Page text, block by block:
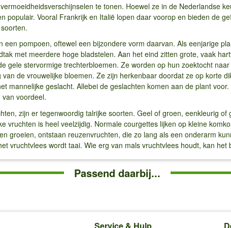
te tonen. Hoewel ze in de Nederlandse
populair. Vooral Frankrijk en Italië lopen daar voorop en bieden de
een pompoen, oftewel een bijzondere vorm daarvan. Als eenjarige
met meerdere hoge bladstelen. Aan het eind zitten grote, vaak
gele stervormige trechterbloemen. Ze worden op hun zoektocht
de vrouwelijke bloemen. Ze zijn herkenbaar doordat ze op korte
mannelijke geslacht. Allebei de geslachten komen aan de plant
voordeel.
zijn er tegenwoordig talrijke soorten. Geel of groen, eenkleurig
vruchten is heel veelzijdig. Normale courgettes lijken op kleine
groeien, ontstaan reuzenvruchten, die zo lang als een onderarm
vruchtvlees wordt taai. Wie erg van mals vruchtvlees houdt, kan
Passend daarbij...